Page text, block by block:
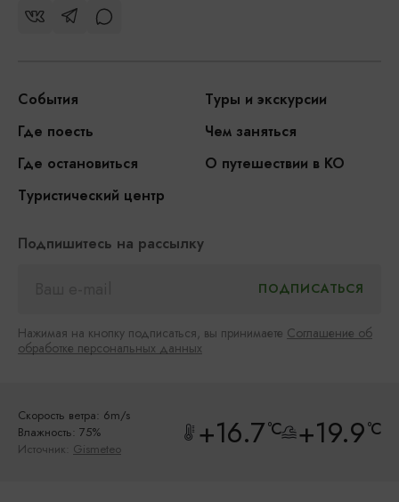
События
Туры и экскурсии
Где поесть
Чем заняться
Где остановиться
О путешествии в КО
Туристический центр
Подпишитесь на рассылку
Нажимая на кнопку подписаться, вы принимаете Соглашение об
обработке персональных данных
Скорость ветра: 6m/s
Влажность: 75%
Источник: Gismeteo +16.7°C +19.9°C